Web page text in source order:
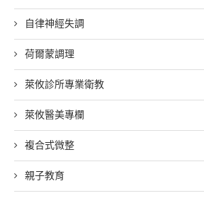
自律神經失調
荷爾蒙調理
萊攸診所專業衛教
萊攸醫美專欄
複合式微整
親子教育